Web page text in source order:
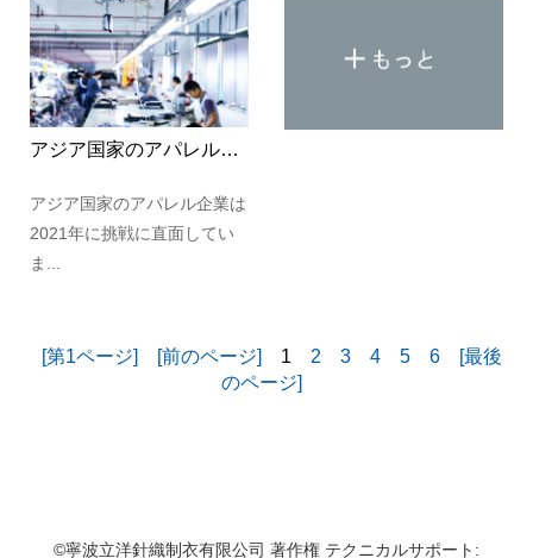
アジア国家のアパレル企業は2021年に挑戦に直面しています。
アジア国家のアパレル企業は
2021年に挑戦に直面してい
ま...
[第1ページ] [前のページ] 1 2 3 4 5 6
[最後
のページ]
©寧波立洋針織制衣有限公司 著作権 テクニカルサポート: